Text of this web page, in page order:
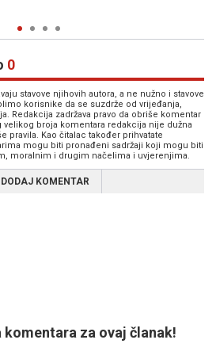
0
stavove njihovih autora, a ne nužno i stavove
korisnike da se suzdrže od vrijeđanja,
Redakcija zadržava pravo da obriše komentar
velikog broja komentara redakcija nije dužna
pravila. Kao čitalac također prihvatate
mogu biti pronađeni sadržaji koji mogu biti
moralnim i drugim načelima i uvjerenjima.
DODAJ KOMENTAR
komentara za ovaj članak!